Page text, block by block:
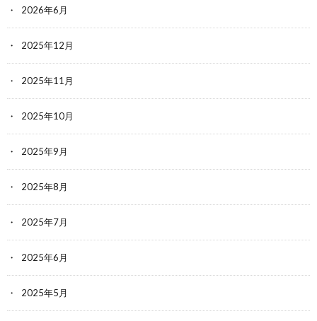
2026年6月
2025年12月
2025年11月
2025年10月
2025年9月
2025年8月
2025年7月
2025年6月
2025年5月